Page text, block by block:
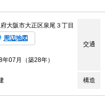
大阪市大正区泉尾３丁目
周辺地図
交通
年07月（築28年）
構造